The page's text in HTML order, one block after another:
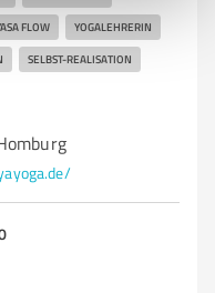
FLOW YOGALEHRERIN
SELBST-REALISATION